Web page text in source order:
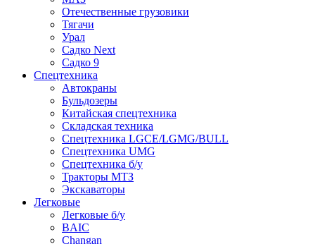
Отечественные грузовики
Тягачи
Урал
Садко Next
Садко 9
Спецтехника
Автокраны
Бульдозеры
Китайская спецтехника
Складская техника
Спецтехника LGCE/LGMG/BULL
Спецтехника UMG
Спецтехника б/у
Тракторы МТЗ
Экскаваторы
Легковые
Легковые б/у
BAIC
Changan